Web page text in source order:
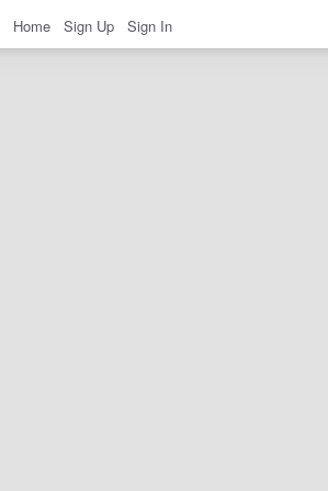
Home Sign Up Sign In